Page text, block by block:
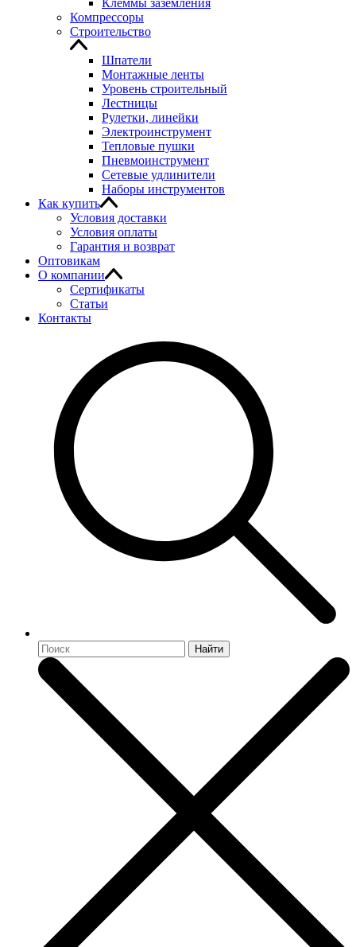
Клеммы заземления
Компрессоры
Строительство
Шпатели
Монтажные ленты
Уровень строительный
Лестницы
Рулетки, линейки
Электроинструмент
Тепловые пушки
Пневмоинструмент
Сетевые удлинители
Наборы инструментов
Как купить
Условия доставки
Условия оплаты
Гарантия и возврат
Оптовикам
О компании
Сертификаты
Статьи
Контакты
Найти